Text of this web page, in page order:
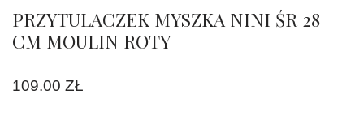
PRZYTULACZEK MYSZKA NINI ŚR 28
CM MOULIN ROTY
109.00 ZŁ